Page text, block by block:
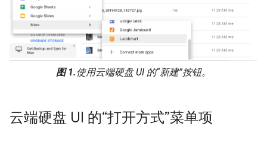
图 1.使用云端硬盘 UI 的“新建”按钮。
云端硬盘 UI 的“打开方式”菜单项